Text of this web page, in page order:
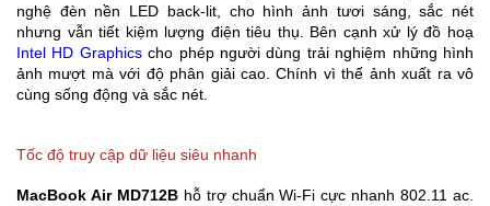
nghệ đèn nền LED back-lit, cho hình ảnh tươi sáng, sắc nét
nhưng vẫn tiết kiệm lượng điện tiêu thụ. Bên cạnh xử lý đồ hoạ
Intel HD Graphicscho phép người dùng trải nghiệm những hình
ảnh mượt mà với độ phân giải cao. Chính vì thế ảnh xuất ra vô
cùng sống động và sắc nét.
Tốc độ truy cập dữ liệu siêu nhanh
MacBook Air MD712Bhỗ trợ chuẩn Wi-Fi cực nhanh 802.11 ac.